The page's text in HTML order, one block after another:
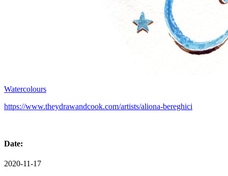
Watercolours
https://www.theydrawandcook.com/artists/aliona-bereghici
Date:
2020-11-17